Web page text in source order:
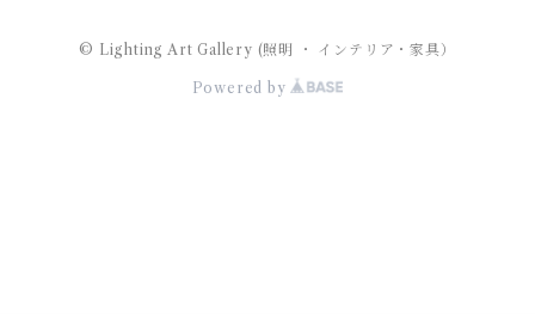
© Lighting Art Gallery (照明 ・ インテリア・家具）
Powered by